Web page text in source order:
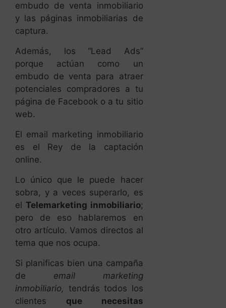
embudo de venta inmobiliario
y las páginas inmobiliarias de
captura.
Además, los “Lead Ads”
porque actúan como un
embudo de venta para atraer
potenciales compradores a tu
página de Facebook o a tu sitio
web.
El email marketing inmobiliario
es el Rey de la captación
online.
Lo único que le puede hacer
sobra, y a veces superarlo, es
el Telemarketing inmobiliario;
pero de eso hablaremos en
otro artículo. Vamos directos al
tema que nos ocupa.
Si planificas bien una campaña
de email marketing
inmobiliario, tendrás todos los
clientes que necesitas